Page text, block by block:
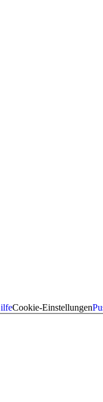
Cookie-Einstellungen